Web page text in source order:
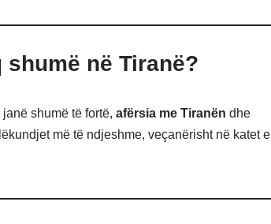
në Tiranë?
shumë të fortë, afërsia me Tiranën dhe
më të ndjeshme, veçanërisht në katet e